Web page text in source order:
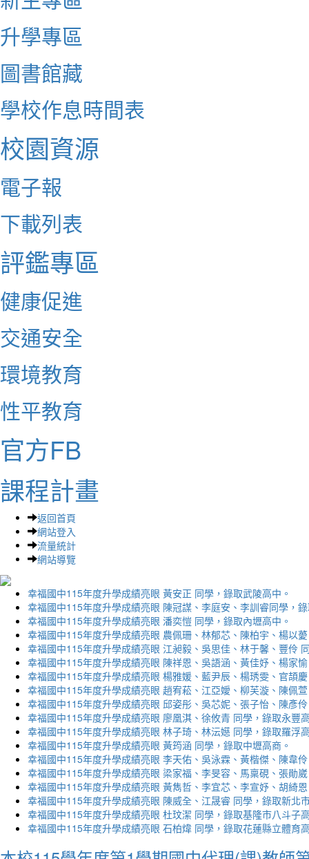
升學專區
圖書館藏
學校作息時間表
校園資源
電子報
下載列表
評鑑專區
健康促進
交通安全
環境教育
性平教育
官方FB
課程計畫
返回首頁
網站登入
流量統計
網站導覽
幸福國中115年度升學成績亮眼 黃安正 同學，錄取武陵高中。
幸福國中115年度升學成績亮眼 陳冠謀、李庭安、李訓睿同學，
幸福國中115年度升學成績亮眼 潘奕愷 同學，錄取內壢高中。
幸福國中115年度升學成績亮眼 農佩珊、林郁芯、陳柏宇、楊以
幸福國中115年度升學成績亮眼 江昶毅、吳思佳、林于馨、豐伶
幸福國中115年度升學成績亮眼 陳祥恩、吳語涵、黃佳妤、楊家
幸福國中115年度升學成績亮眼 楊雅媛、藍尹辰、楊琇雯、官頡
幸福國中115年度升學成績亮眼 趙宥菘、江亞嬡、柳芙漩、陳佩
幸福國中115年度升學成績亮眼 邱姿彤、吳芯妮、張子怡、陳彥
幸福國中115年度升學成績亮眼 廖凰淇、徐攸青 同學，錄取永豐
幸福國中115年度升學成績亮眼 林子琦、林沄嬨 同學，錄取羅浮
幸福國中115年度升學成績亮眼 黃筠涵 同學，錄取中壢高商。
幸福國中115年度升學成績亮眼 李天佑、吳泳霖、黃楷傑、陳韋
幸福國中115年度升學成績亮眼 梁家福、李旻容、馬稟硯、張勛
幸福國中115年度升學成績亮眼 黃雋哲、李宜芯、李宣妤、胡綺
幸福國中115年度升學成績亮眼 陳威全、江晟睿 同學，錄取新北
幸福國中115年度升學成績亮眼 杜玟潔 同學，錄取基隆市八斗子
幸福國中115年度升學成績亮眼 石柏煒 同學，錄取花蓮縣立體育